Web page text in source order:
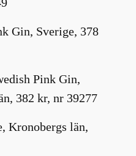
Gin, Sverige, 378
Pink Gin,
382 kr, nr 39277
Kronobergs län,